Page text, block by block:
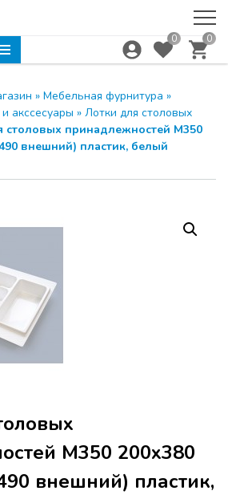
0 0
» Мебельная фурнитура »
акссесуары » Лотки для столовых
столовых принадлежностей М350
внешний) пластик, белый
М350 200х380
внешний) пластик,